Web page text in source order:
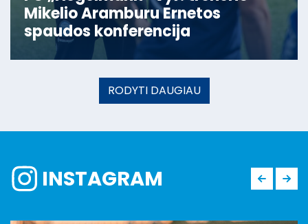
Mikelio Aramburu Ernetos
spaudos konferencija
RODYTI DAUGIAU
INSTAGRAM